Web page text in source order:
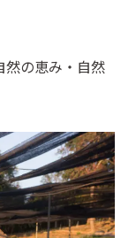
然の恵み・自然